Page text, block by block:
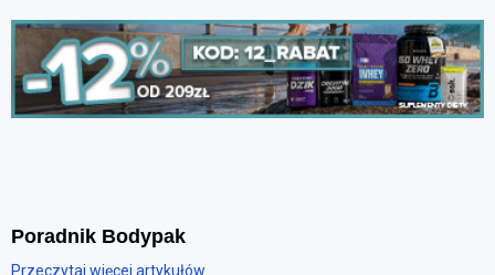
Poradnik Bodypak
Przeczytaj więcej artykułów